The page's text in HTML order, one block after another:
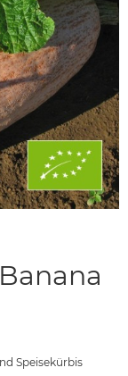
Speisekürbis